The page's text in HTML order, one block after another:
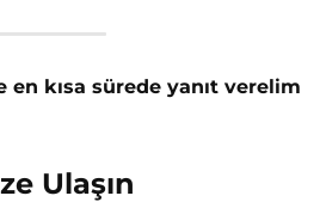
en kısa sürede yanıt verelim
Ulaşın